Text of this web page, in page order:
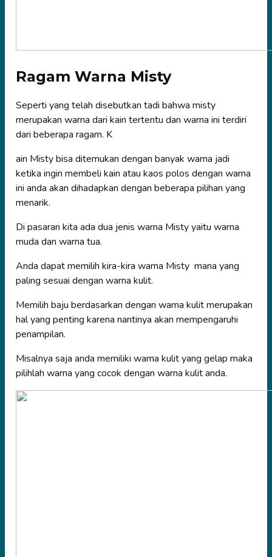
Ragam Warna Misty
Seperti yang telah disebutkan tadi bahwa misty
merupakan warna dari kain tertentu dan warna ini terdiri
dari beberapa ragam. K
ain Misty bisa ditemukan dengan banyak warna jadi
ketika ingin membeli kain atau kaos polos dengan warna
ini anda akan dihadapkan dengan beberapa pilihan yang
menarik.
Di pasaran kita ada dua jenis warna Misty yaitu warna
muda dan warna tua.
Anda dapat memilih kira-kira warna Misty mana yang
paling sesuai dengan warna kulit.
Memilih baju berdasarkan dengan warna kulit merupakan
hal yang penting karena nantinya akan mempengaruhi
penampilan.
Misalnya saja anda memiliki warna kulit yang gelap maka
pilihlah warna yang cocok dengan warna kulit anda.